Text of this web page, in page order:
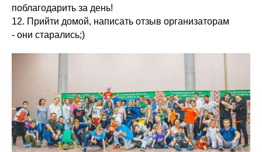
поблагодарить за день!
12. Прийти домой, написать отзыв организаторам
- они старались;)